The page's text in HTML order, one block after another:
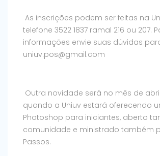
As inscrições podem ser feitas na
telefone 3522 1837 ramal 216 ou 207.
informações envie suas dúvidas
uniuv.pos@gmail.com
Outra novidade será no mês de
quando a Uniuv estará oferecendo
Photoshop para iniciantes, aberto
comunidade e ministrado também
Passos.